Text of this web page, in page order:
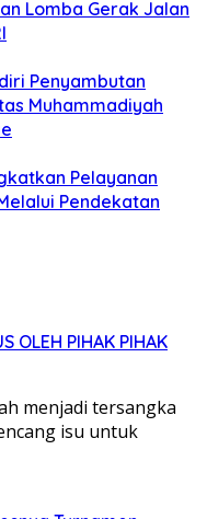
Lomba Gerak Jalan
Penyambutan
Muhammadiyah
Pelayanan
Pendekatan
OLEH PIHAK PIHAK
menjadi tersangka
isu untuk